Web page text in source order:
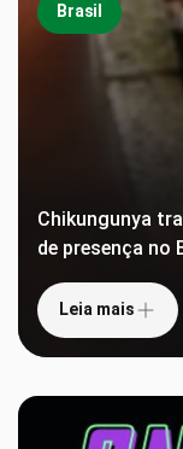
Brasil
Chikungunya
de presença no
Leia mais